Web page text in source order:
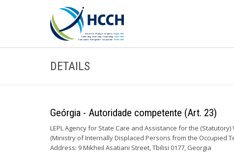
DETAILS
Geórgia - Autoridade competente (Art. 23)
LEPL Agency for State Care and Assistance for the
(Ministry of Internally Displaced Persons from the Occupied
Address: 9 Mikheil Asatiani Street, Tbilisi 0177, Georgia